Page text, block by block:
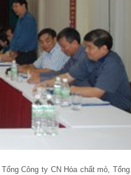
Công ty CN Hóa chất mỏ,